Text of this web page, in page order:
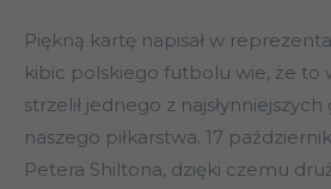
Piękną kartę napisał w
kibic polskiego futbolu wie, że to
strzelił jednego z
naszego piłkarstwa. 17
Petera Shiltona, dzięki czemu